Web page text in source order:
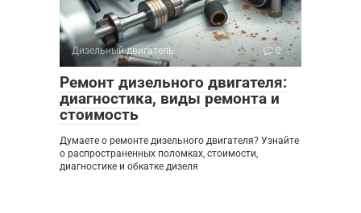
Дизельный двигатель 0
Ремонт дизельного двигателя:
диагностика, виды ремонта и
стоимость
Думаете о ремонте дизельного двигателя? Узнайте
о распространенных поломках, стоимости,
диагностике и обкатке дизеля